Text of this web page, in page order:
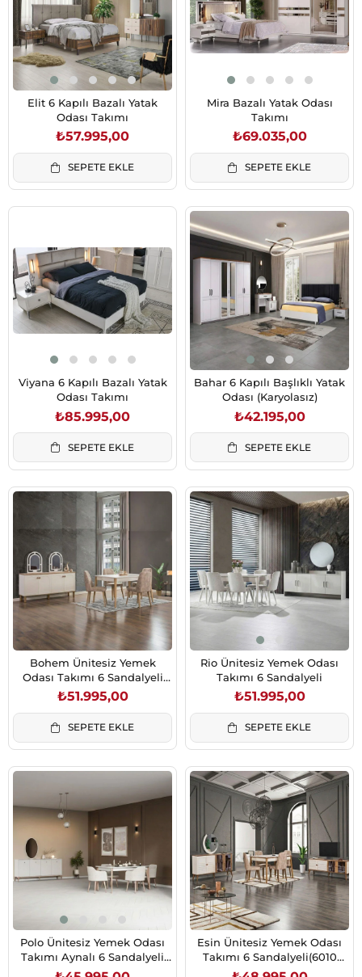
Elit 6 Kapılı Bazalı Yatak
Odası Takımı
₺57.995,00
SEPETE EKLE
Mira Bazalı Yatak Odası
Takımı
₺69.035,00
SEPETE EKLE
Viyana 6 Kapılı Bazalı Yatak
Odası Takımı
₺85.995,00
SEPETE EKLE
Bahar 6 Kapılı Başlıklı Yatak
Odası (Karyolasız)
₺42.195,00
SEPETE EKLE
Bohem Ünitesiz Yemek
Odası Takımı 6 Sandalyeli
(6010 Gözde Sandalye)
₺51.995,00
SEPETE EKLE
Rio Ünitesiz Yemek Odası
Takımı 6 Sandalyeli
₺51.995,00
SEPETE EKLE
Polo Ünitesiz Yemek Odası
Takımı Aynalı 6 Sandalyeli
Krem
Esin Ünitesiz Yemek Odası
Takımı 6 Sandalyeli(6010
Gözde Sand.T.Meşe)